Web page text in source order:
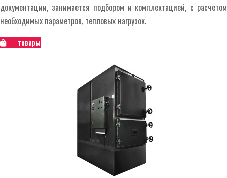
документации, занимается подбором и комплектацией, с расчетом
необходимых параметров, тепловых нагрузок.
товары